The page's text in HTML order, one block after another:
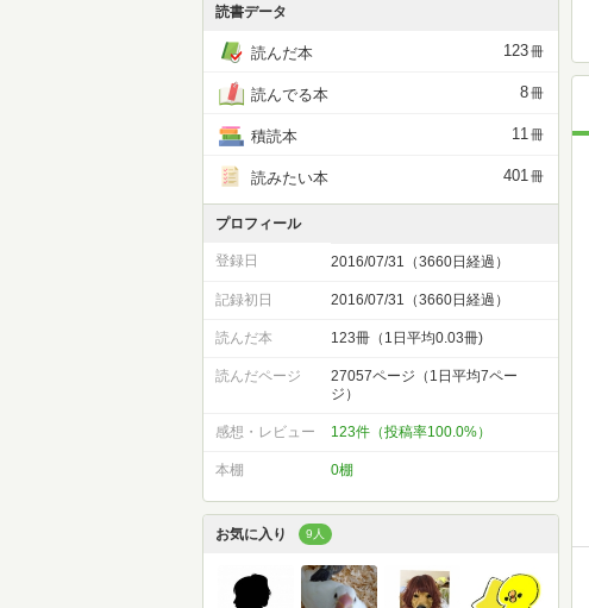
読書データ
読んだ本 123冊
読んでる本 8冊
積読本 11冊
読みたい本 401冊
プロフィール
登録日 2016/07/31（3660日経過）
記録初日 2016/07/31（3660日経過）
読んだ本 123冊（1日平均0.03冊)
読んだページ
27057ページ（1日平均7ペー
ジ）
感想・レビュー 123件（投稿率100.0%）
本棚 0棚
お気に入り 9人